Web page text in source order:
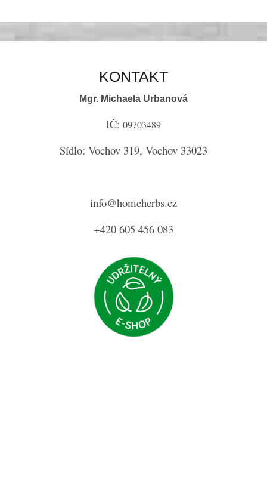
KONTAKT
Mgr. Michaela Urbanová
IČ: 09703489
Sídlo: Vochov 319, Vochov 33023
info@homeherbs.cz
+420 605 456 083